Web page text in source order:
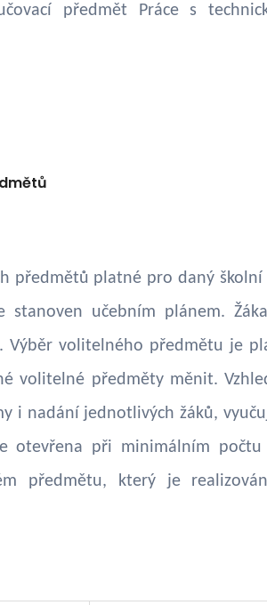
předmět Práce s
předmětů platné pro daný školní
učebním plánem.
Výběr volitelného předmětu je
volitelné předměty měnit.
i nadání jednotlivých žáků,
otevřena při minimálním
předmětu, který je